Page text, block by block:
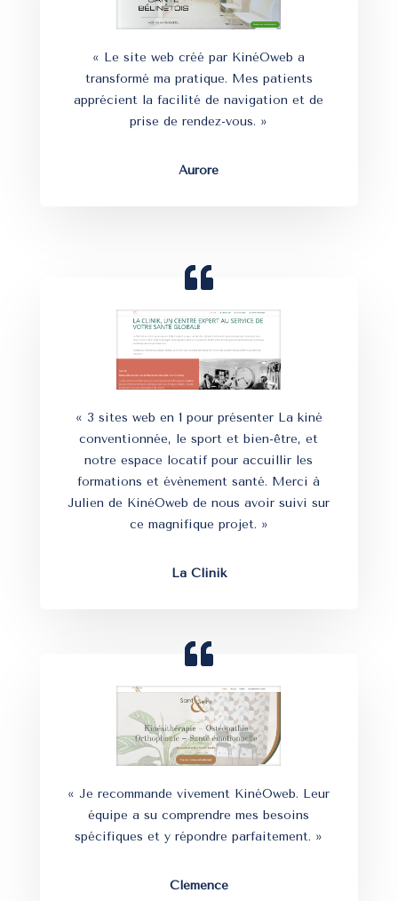
« Le site web créé par KinéOweb a
transformé ma pratique. Mes patients
apprécient la facilité de navigation et de
prise de rendez-vous. »
Aurore
« 3 sites web en 1 pour présenter La kiné
conventionnée, le sport et bien-être, et
notre espace locatif pour accuillir les
formations et évènement santé. Merci à
Julien de KinéOweb de nous avoir suivi sur
ce magnifique projet. »
La Clinik
« Je recommande vivement KinéOweb. Leur
équipe a su comprendre mes besoins
spécifiques et y répondre parfaitement. »
Clémence